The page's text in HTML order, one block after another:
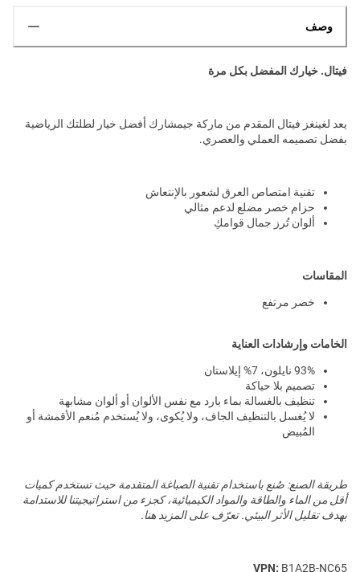
وصف
فيتال. خيارك المفضل بكل مرة
يعد لغينغز فيتال المقدم من ماركة جيمشارك أفضل خيار لطلتك الرياضية
بفضل تصميمه العملي والعصري.
تقنية امتصاص العرق لشعور بالإنتعاش
حزام خصر مضلع لدعم مثالي
ألوان تُرز جمال قوامكِ
المقاسات
خصر مرتفع
الخامات وإرشادات العناية
93% نايلون، 7% إيلاستان
تصميم بلا حياكة
تنظيف بالغسالة بماء بارد مع نفس الألوان أو ألوان مشابهة
لا يُغسل بالتنظيف الجاف، ولا يُكوى، ولا يُستخدم مُنعم الأقمشة أو
المُبيض
طريقة الصنع: صُنع باستخدام تقنية الصباغة المتقدمة حيث تستخدم كميات
أقل من الماء والطاقة والمواد الكيميائية، كجزء من استراتيجيتنا للاستدامة
بهدف تقليل الأثر البيئي. تعرّف على المزيد هنا.
VPN: B1A2B-NC65